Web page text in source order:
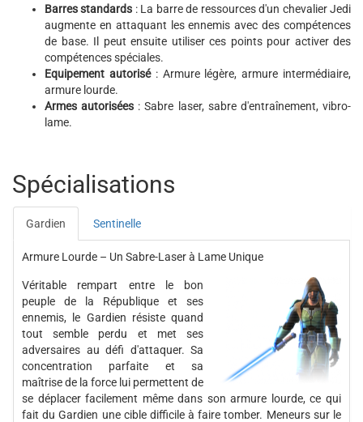
Barres standards : La barre de ressources d'un chevalier Jedi
augmente en attaquant les ennemis avec des compétences
de base. Il peut ensuite utiliser ces points pour activer des
compétences spéciales.
Equipement autorisé: Armure légère, armure intermédiaire,
armure lourde.
Armes autorisées : Sabre laser, sabre d'entraînement, vibro-
lame.
Spécialisations
Gardien Sentinelle
Armure Lourde – Un Sabre-Laser à Lame Unique
Véritable rempart entre le bon
peuple de la République et ses
ennemis, le Gardien résiste quand
tout semble perdu et met ses
adversaires au défi d'attaquer. Sa
concentration parfaite et sa
maîtrise de la force lui permettent de
se déplacer facilement même dans son armure lourde, ce qui
fait du Gardien une cible difficile à faire tomber. Meneurs sur le